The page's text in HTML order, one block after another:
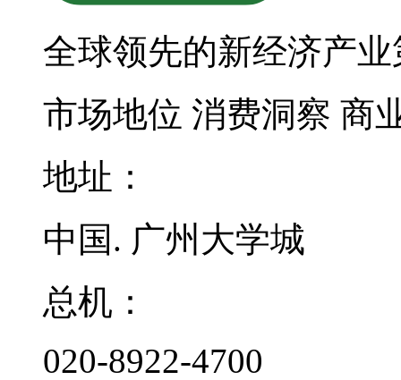
全球领先的新经济产
市场地位 消费洞察 商
地址：
中国. 广州大学城
总机：
020-8922-4700